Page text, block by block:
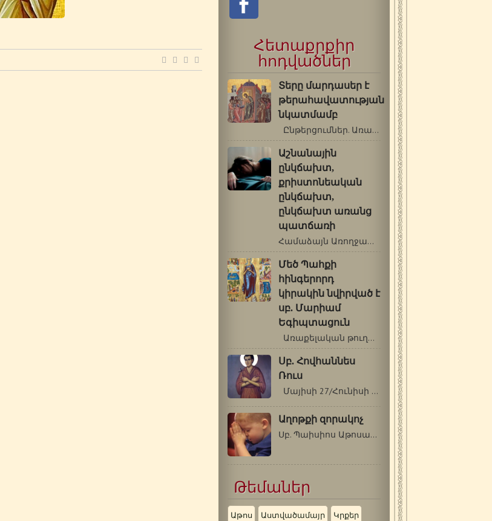
Հետաքրքիր
հոդվածներ
Տերը մարդասեր է
թերահավատության
նկատմամբ
Ընթերցումներ. Առաք.: Ա Հովհ. 1.…
Աշնանային
ընկճախտ,
քրիստոնեական
ընկճախտ,
ընկճախտ առանց
պատճառի
Համաձայն Առողջապահության համաշխարհային…
Մեծ Պահքի
հինգերորդ
կիրակին նվիրված է
սբ. Մարիամ
Եգիպտացուն
Առաքելական թուղթ. Եբր. 9, 11-14: Ավետարան.…
Սբ. Հովհաննես
Ռուս
Մայիսի 27/Հունիսի 9 Սբ. Հովհաննես…
Աղոթքի զորակոչ
Սբ. Պաիսիոս Աթոսացի -Գե՛րոնդա, կլինի՞…
Թեմաներ
Աթոս Աստվածամայր Կրքեր